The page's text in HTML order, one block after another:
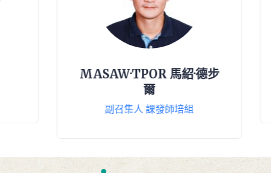
MASAW·TPOR 馬紹·德步
副召集人 課發師培組
副召集人